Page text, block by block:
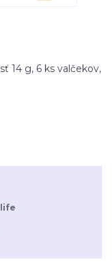
14 g, 6 ks valčekov,